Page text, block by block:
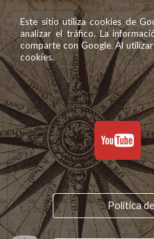
Este sitio utiliza cookies de
analizar el tráfico. La
comparte con Google. Al
cookies.
Política